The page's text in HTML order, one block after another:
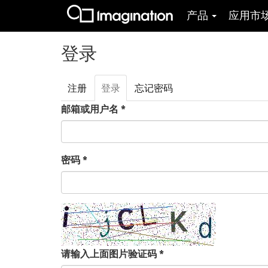
产品 应用市
登录
主标签
注册 登录 （活
动标
忘记密码
邮箱或用户名 *
密码 *
请输入上面图片验证码 *